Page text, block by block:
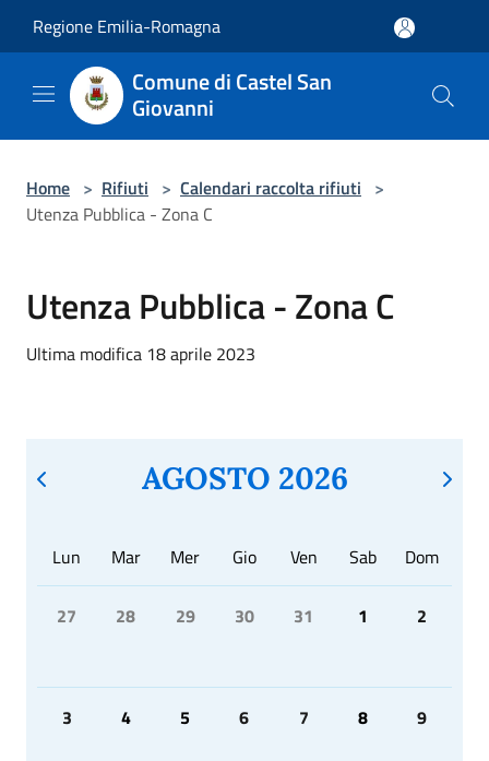
Regione Emilia-Romagna
Comune di Castel San
Giovanni
Home > Rifiuti > Calendari raccolta rifiuti >
Utenza Pubblica - Zona C
Utenza Pubblica - Zona C
Ultima modifica 18 aprile 2023
AGOSTO 2026
Lun Mar Mer Gio Ven Sab Dom
27 28 29 30 31 1 2
3 4 5 6 7 8 9